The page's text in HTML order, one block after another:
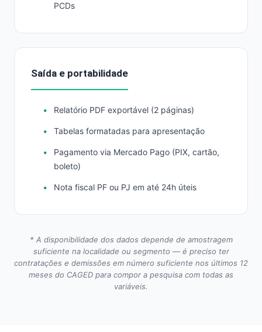
PCDs
Saída e portabilidade
Relatório PDF exportável (2 páginas)
Tabelas formatadas para apresentação
Pagamento via Mercado Pago (PIX, cartão,
boleto)
Nota fiscal PF ou PJ em até 24h úteis
* A disponibilidade dos dados depende de amostragem
suficiente na localidade ou segmento — é preciso ter
contratações e demissões em número suficiente nos últimos 12
meses do CAGED para compor a pesquisa com todas as
variáveis.